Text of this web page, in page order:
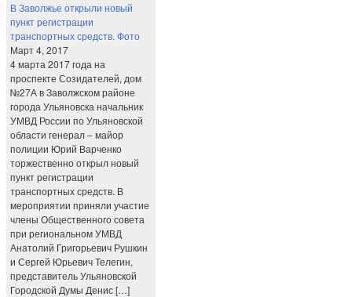
В Заволжье открыли новый
пункт регистрации
транспортных средств. Фото
Март 4, 2017
4 марта 2017 года на
проспекте Созидателей, дом
№27А в Заволжском районе
города Ульяновска начальник
УМВД России по Ульяновской
области генерал – майор
полиции Юрий Варченко
торжественно открыл новый
пункт регистрации
транспортных средств. В
мероприятии приняли участие
члены Общественного совета
при региональном УМВД
Анатолий Григорьевич Рушкин
и Сергей Юрьевич Телегин,
представитель Ульяновской
Городской Думы Денис […]